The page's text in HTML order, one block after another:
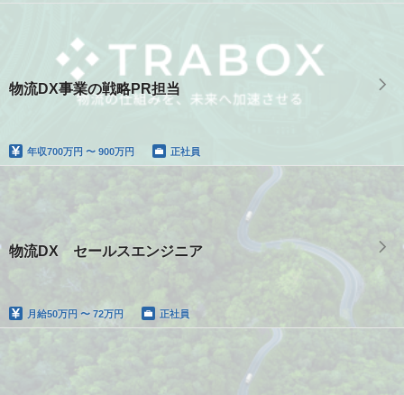
物流DX事業の戦略PR担当
年収700万円 〜 900万円 正社員
物流DX セールスエンジニア
月給50万円 〜 72万円 正社員